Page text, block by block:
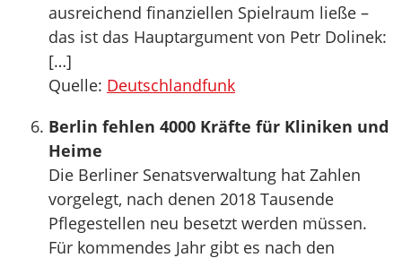
ausreichend finanziellen Spielraum ließe –
das ist das Hauptargument von Petr Dolinek:
[…]
Quelle: Deutschlandfunk
Berlin fehlen 4000 Kräfte für Kliniken und
Heime
Die Berliner Senatsverwaltung hat Zahlen
vorgelegt, nach denen 2018 Tausende
Pflegestellen neu besetzt werden müssen.
Für kommendes Jahr gibt es nach den